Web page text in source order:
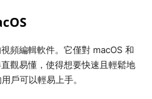
頻編輯軟件。它僅對 macOS 和
觀易懂，使得想要快速且輕鬆地
戶可以輕易上手。